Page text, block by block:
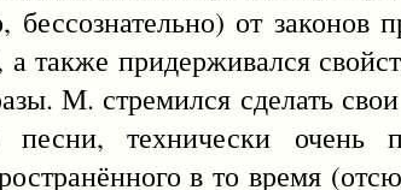
от законов
также придерживался
М. стремился сделать
технически очень
в то время